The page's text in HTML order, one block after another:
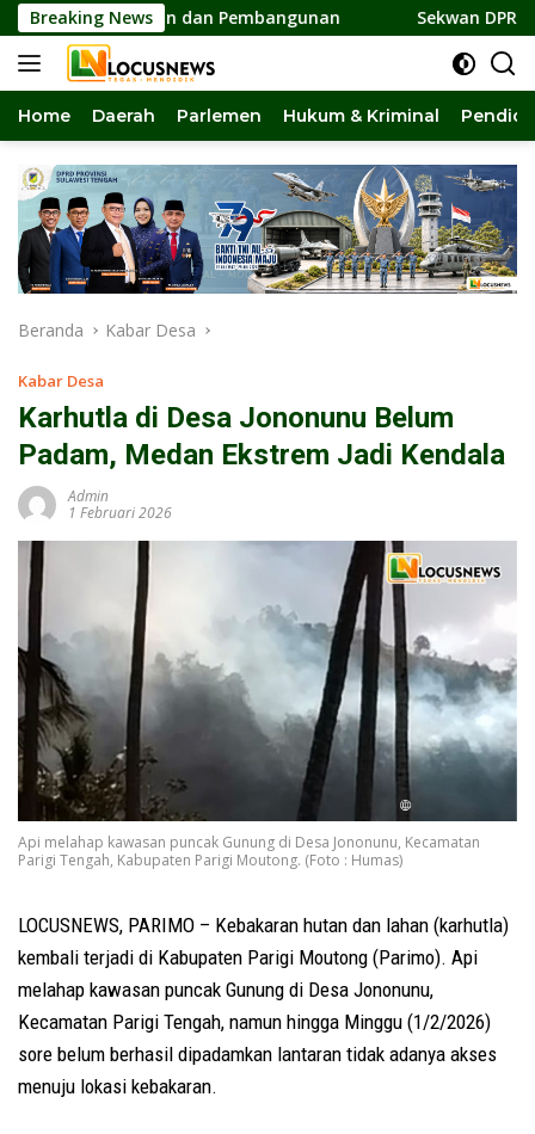
Langsung
ke
konten
Breaking News
dan Pembangunan Sekwan DPRD Sulteng
Home Daerah Parlemen Hukum & Kriminal
Beranda Kabar Desa
Kabar Desa
Karhutla di Desa Jononunu Belum
Padam, Medan Ekstrem Jadi Kendala
Admin
1 Februari 2026
Api melahap kawasan puncak Gunung di Desa Jononunu, Kecamatan
Parigi Tengah, Kabupaten Parigi Moutong. (Foto : Humas)
LOCUSNEWS, PARIMO – Kebakaran hutan dan lahan (karhutla)
kembali terjadi di Kabupaten Parigi Moutong (Parimo). Api
melahap kawasan puncak Gunung di Desa Jononunu,
Kecamatan Parigi Tengah, namun hingga Minggu (1/2/2026)
sore belum berhasil dipadamkan lantaran tidak adanya akses
menuju lokasi kebakaran.